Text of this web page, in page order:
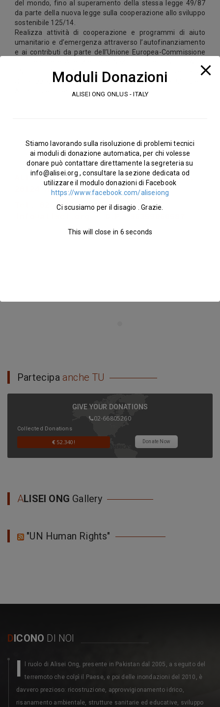
del mondo, fino al superamento della stessa legge 49/87
da parte della nuova legge sulla cooperazione allo sviluppo
sostenibile 125/14.
Realizza attività di cooperazione e programmi di aiuto
umanitario e d’emergenza attraverso l’autofinanziamento
e ai contributi da parte dell’Unione Europea-Commissione
UNHCR, UNDP, WFP) delle Cooperazioni Governative,
Organizzazioni Internazionali, Fondazioni private, Ministero
Affari Esteri, Regioni, Province e Comuni.
ALISEI ONG ONLUS - Via A.Colautti 1,
20124 Milano, Italy
Tel. 02 66805260 - Mail:
Partecipa anche TU
GIVE YOUR DONATIONS
02-66805260
Collected Donations
€ 52.340! Donate Now
ALISEI ONG Gallery
"UN Human Rights"
DICONO DI NOI
I
l ruolo di Alisei Ong, presente in Pakistan dal 2005, a seguito del
terremoto che colpì il Paese, e poi delle inondazioni del 2010, è
davvero prezioso: ricostruzione, approvvigionamento idrico,
risanamento ambientale, strutture sanitarie ed educative, sviluppo
Moduli Donazioni
ALISEI ONG ONLUS - ITALY
Stiamo lavorando sulla risoluzione di problemi tecnici
ai moduli di donazione automatica, per chi volesse
donare può contattare direttamente la segreteria su
info@alisei.org , consultare la sezione dedicata od
utilizzare il modulo donazioni di Facebook
https://www.facebook.com/aliseiong
Ci scusiamo per il disagio . Grazie.
This will close in 5 seconds